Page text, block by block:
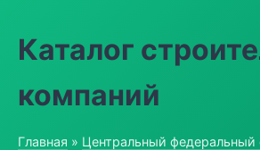
Каталог
компаний
Главная » Центральный федеральный